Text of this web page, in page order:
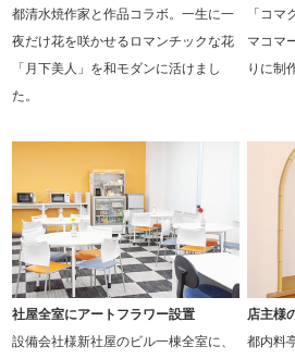
都清水焼作家と作品コラボ。一生に一
夜だけ花を咲かせるロマンチックな花
「月下美人」を和モダンに活けまし
た。
「コ
マコマ
りに制
社屋全室にアートフラワー設置
設備会社様新社屋のビル一棟全室に、
店主様
都内料